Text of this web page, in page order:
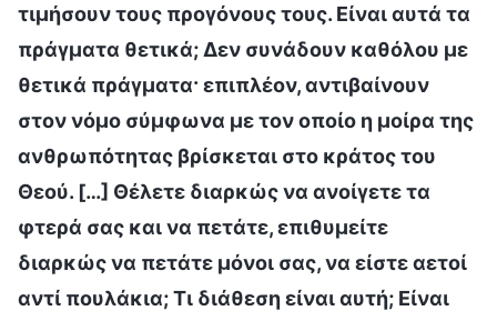
τιμήσουν τους προγόνους τους. Είναι αυτά τα
πράγματα θετικά; Δεν συνάδουν καθόλου με
θετικά πράγματα· επιπλέον, αντιβαίνουν
στον νόμο σύμφωνα με τον οποίο η μοίρα της
ανθρωπότητας βρίσκεται στο κράτος του
Θεού. […] Θέλετε διαρκώς να ανοίγετε τα
φτερά σας και να πετάτε, επιθυμείτε
διαρκώς να πετάτε μόνοι σας, να είστε αετοί
αντί πουλάκια; Τι διάθεση είναι αυτή; Είναι